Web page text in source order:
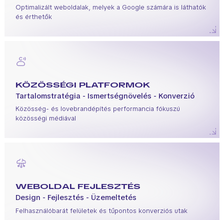
Optimalizált weboldalak, melyek a Google számára is láthatók
és érthetők
KÖZÖSSÉGI PLATFORMOK
Tartalomstratégia - Ismertségnövelés - Konverzió
Közösség- és lovebrandépítés performancia fókuszú
közösségi médiával
WEBOLDAL FEJLESZTÉS
Design - Fejlesztés - Üzemeltetés
Felhasználóbarát felületek és tűpontos konverziós utak